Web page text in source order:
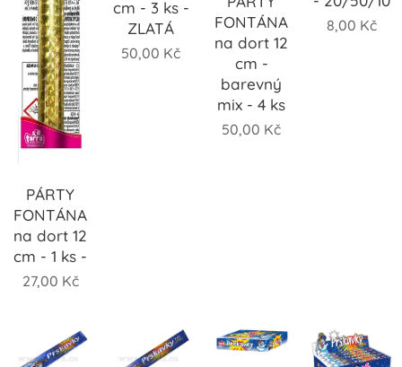
PÁRTY
FONTÁNA
na dort 12
cm - 1 ks -
27,00 Kč
cm - 3 ks -
ZLATÁ
50,00 Kč
FONTÁNA
na dort 12
cm -
barevný
mix - 4 ks
50,00 Kč
8,00 Kč